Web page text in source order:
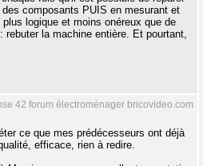
composants PUIS en mesurant et
logique et moins onéreux que de
rebuter la machine entière. Et pourtant,
42 forum électroménager bricovideo.com
ce que mes prédécesseurs ont déjà
efficace, rien à redire.